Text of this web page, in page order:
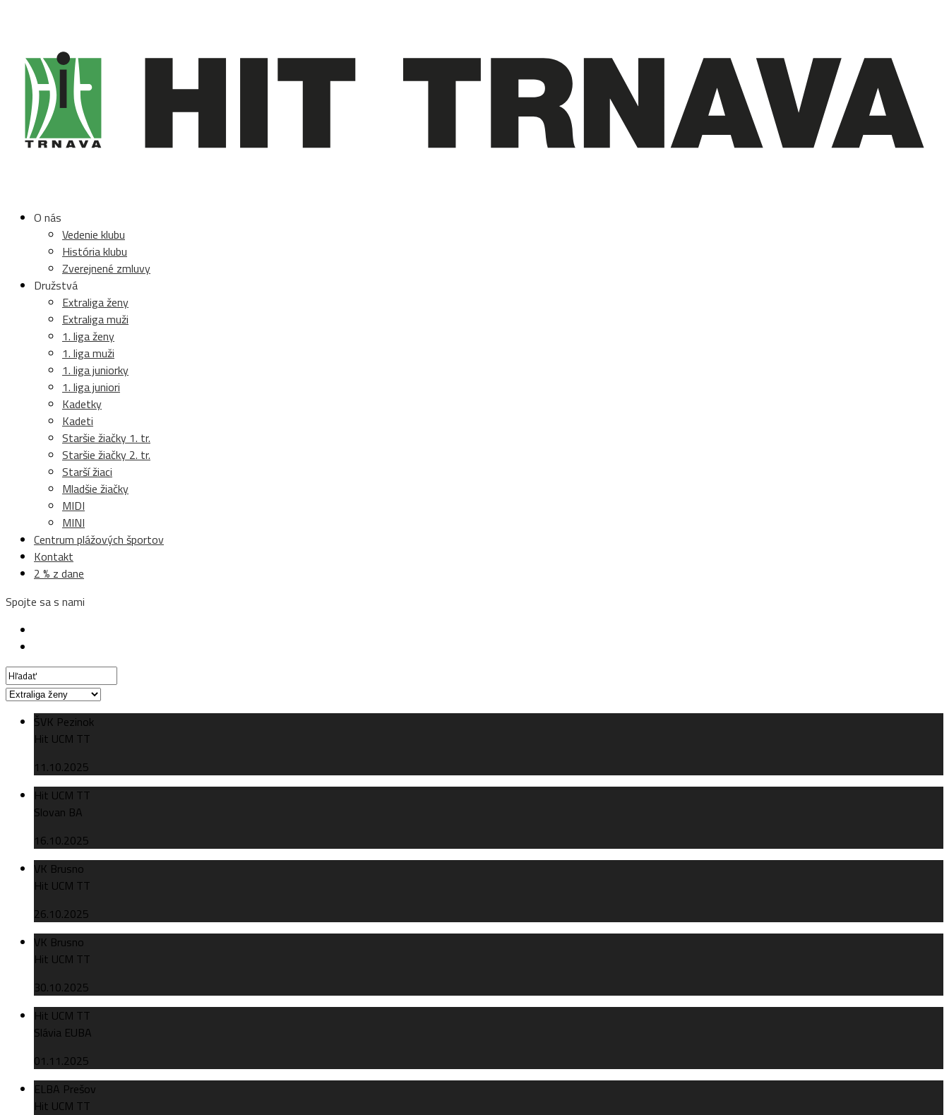
O nás
Vedenie klubu
História klubu
Zverejnené zmluvy
Družstvá
Extraliga ženy
Extraliga muži
1. liga ženy
1. liga muži
1. liga juniorky
1. liga juniori
Kadetky
Kadeti
Staršie žiačky 1. tr.
Staršie žiačky 2. tr.
Starší žiaci
Mladšie žiačky
MIDI
MINI
Centrum plážových športov
Kontakt
2 % z dane
Spojte sa s nami
ŠVK Pezinok
Hit UCM TT
11.10.2025
Hit UCM TT
Slovan BA
16.10.2025
VK Brusno
Hit UCM TT
26.10.2025
VK Brusno
Hit UCM TT
30.10.2025
Hit UCM TT
Slávia EUBA
01.11.2025
ELBA Prešov
Hit UCM TT